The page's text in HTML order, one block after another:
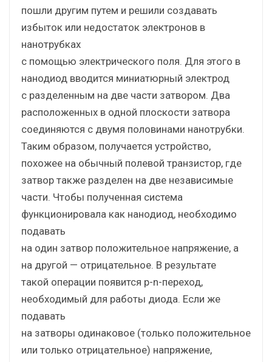
пошли другим путем и решили создавать
избыток или недостаток электронов в
нанотрубках
с помощью электрического поля. Для этого в
нанодиод вводится миниатюрный электрод
с разделенным на две части затвором. Два
расположенных в одной плоскости затвора
соединяются с двумя половинами нанотрубки.
Таким образом, получается устройство,
похожее на обычный полевой транзистор, где
затвор также разделен на две независимые
части. Чтобы полученная система
функционировала как нанодиод, необходимо
подавать
на один затвор положительное напряжение, а
на другой — отрицательное. В результате
такой операции появится p-n-переход,
необходимый для работы диода. Если же
подавать
на затворы одинаковое (только положительное
или только отрицательное) напряжение,